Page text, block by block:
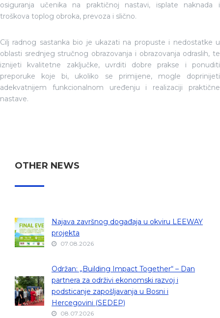
osiguranja učenika na praktičnoj nastavi, isplate naknada i
troškova toplog obroka, prevoza i slično.
Cilj radnog sastanka bio je ukazati na propuste i nedostatke u
oblasti srednjeg stručnog obrazovanja i obrazovanja odraslih, te
iznijeti kvalitetne zaključke, uvrditi dobre prakse i ponuditi
preporuke koje bi, ukoliko se primijene, mogle doprinijeti
adekvatnijem funkcionalnom uređenju i realizaciji praktične
nastave.
OTHER NEWS
Najava završnog događaja u okviru LEEWAY
projekta
07.08.2026
Održan: „Building Impact Together“ – Dan
partnera za održivi ekonomski razvoj i
podsticanje zapošljavanja u Bosni i
Hercegovini (SEDEP)
08.07.2026